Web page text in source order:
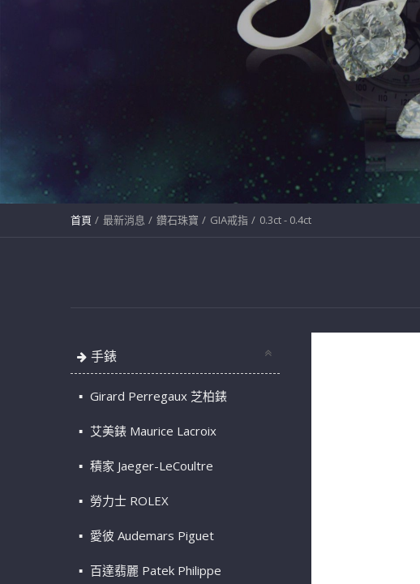
首頁 最新消息 鑽石珠寶 GIA戒指 0.3ct - 0.4ct
手錶
Girard Perregaux 芝柏錶
艾美錶 Maurice Lacroix
積家 Jaeger-LeCoultre
勞力士 ROLEX
愛彼 Audemars Piguet
百達翡麗 Patek Philippe